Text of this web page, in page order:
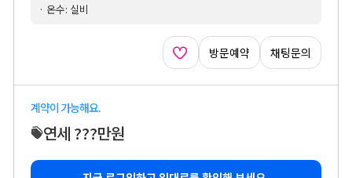
· 온수: 실비
방문예약 채팅문의
계약이 가능해요.
연세 ???만원